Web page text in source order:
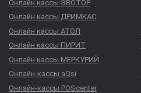
Онлайн кассы ЭВОТОР
Онлайн кассы ДРИМКАС
Онлайн кассы АТОЛ
Онлайн кассы ПИРИТ
Онлайн кассы МЕРКУРИЙ
Онлайн-кассы aQsi
Онлайн-кассы POScenter